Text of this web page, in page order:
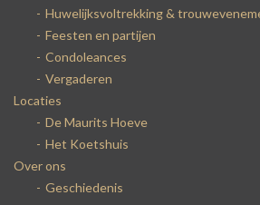
Huwelijksvoltrekking &
Feesten en partijen
Condoleances
Vergaderen
Locaties
De Maurits Hoeve
Het Koetshuis
Over ons
Geschiedenis